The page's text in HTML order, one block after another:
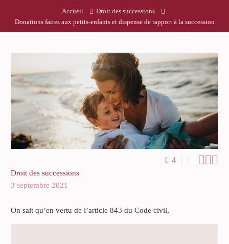
Accueil
Droit des successions
Donations faites aux petits-enfants et dispense de rapport à la succession
4 
Droit des successions
3 septembre 2021
On sait qu’en vertu de l’article 843 du Code civil,